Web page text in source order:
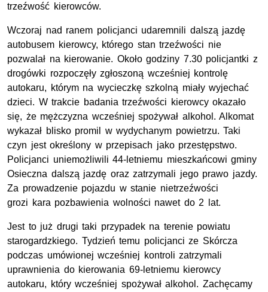
trzeźwość kierowców.
Wczoraj nad ranem policjanci udaremnili dalszą jazdę
autobusem kierowcy, którego stan trzeźwości nie
pozwalał na kierowanie. Około godziny 7.30 policjantki z
drogówki rozpoczęły zgłoszoną wcześniej kontrolę
autokaru, którym na wycieczkę szkolną miały wyjechać
dzieci. W trakcie badania trzeźwości kierowcy okazało
się, że mężczyzna wcześniej spożywał alkohol. Alkomat
wykazał blisko promil w wydychanym powietrzu. Taki
czyn jest określony w przepisach jako przestępstwo.
Policjanci uniemożliwili 44-letniemu mieszkańcowi gminy
Osieczna dalszą jazdę oraz zatrzymali jego prawo jazdy.
Za prowadzenie pojazdu w stanie nietrzeźwości
grozi kara pozbawienia wolności nawet do 2 lat.
Jest to już drugi taki przypadek na terenie powiatu
starogardzkiego. Tydzień temu policjanci ze Skórcza
podczas umówionej wcześniej kontroli zatrzymali
uprawnienia do kierowania 69-letniemu kierowcy
autokaru, który wcześniej spożywał alkohol. Zachęcamy